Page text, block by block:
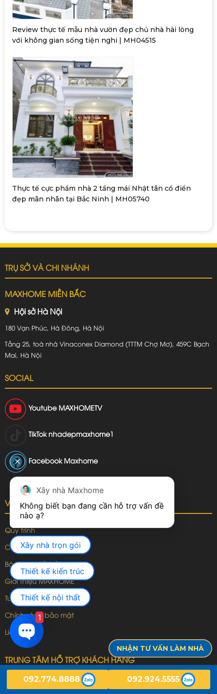
Review thực tế mẫu nhà vườn đẹp chủ nhà hài lòng
với không gian sống tiện nghi | MH04515
Thực tế cực phẩm nhà 2 tầng mái Nhật tân cổ điển
đẹp mãn nhãn tại Bắc Ninh | MH05740
TRỤ SỞ VÀ CHI NHÁNH
MAXHOME MIỀN BẮC
Hội sở Hà Nội
180 Vạn Phúc, Hà Đông, Hà Nội
Tầng 25, toà nhà Vinaconex Diamond (TTTM Chợ Mơ), 459C Bạch
Mai, Hà Nội
SOCIAL
Youtube MAXHOMETV
TikTok nhadepmaxhome1
Facebook Maxhome
VỀ MAXHOME
Quy trình
Cam kết
Báo giá thiết kế
Giới thiệu MAXHOME
Tuyển dụng
Chính sách bảo mật
Liên hệ
TRUNG TÂM HỖ TRỢ KHÁCH HÀNG
08281.33333(7:30 – 22:00)
NHẬN TƯ VẤN LÀM NHÀ
092.774.8888 092.924.5555
Xây nhà Maxhome
Không biết bạn đang cần hỗ trợ vấn đề
Xây nhà trọn gói
Thiết kế kiến trúc
Thiết kế nội thất
1